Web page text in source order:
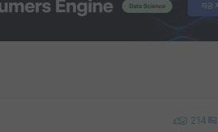
214